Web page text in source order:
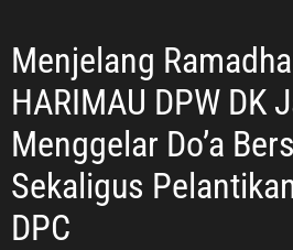
Menjelang
HARIMAU DPW DK
Menggelar Do’a
Sekaligus
DPC